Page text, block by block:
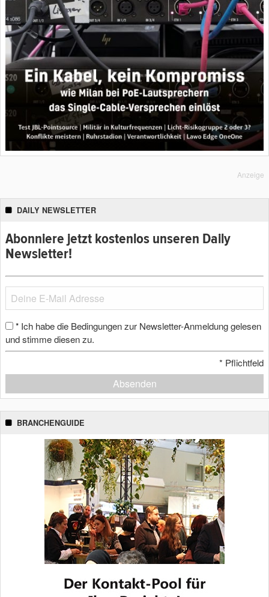
Anzeige
DAILY NEWSLETTER
Abonniere jetzt kostenlos unseren Daily
Newsletter!
* Ich habe die Bedingungen zur Newsletter-Anmeldung gelesen
und stimme diesen zu.
* Pflichtfeld
Absenden
BRANCHENGUIDE